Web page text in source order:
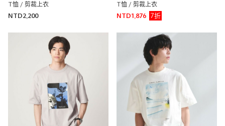
T恤 / 剪裁上衣
NTD2,200
T恤 / 剪裁上衣
NTD1,876
7折